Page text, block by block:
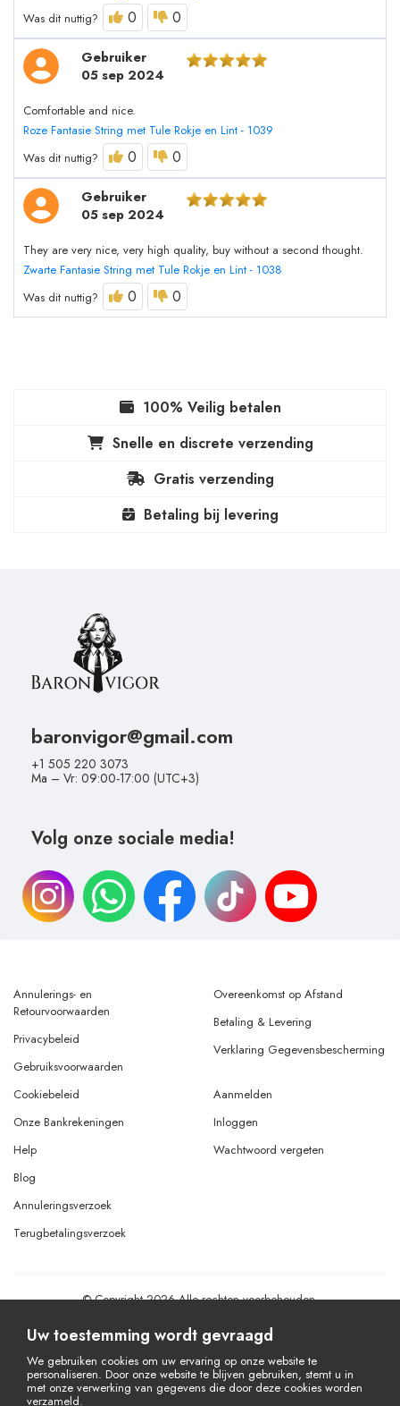
Was dit nuttig?
0 0
Gebruiker
05 sep 2024
Comfortable and nice.
Roze Fantasie String met Tule Rokje en Lint - 1039
Was dit nuttig?
0 0
Gebruiker
05 sep 2024
They are very nice, very high quality, buy without a second thought.
Zwarte Fantasie String met Tule Rokje en Lint - 1038
Was dit nuttig?
0 0
100% Veilig betalen
Snelle en discrete verzending
Gratis verzending
Betaling bij levering
baronvigor@gmail.com
+1 505 220 3073
Ma – Vr: 09:00-17:00 (UTC+3)
Volg onze sociale media!
Annulerings- en
Retourvoorwaarden
Privacybeleid
Gebruiksvoorwaarden
Overeenkomst op Afstand
Betaling & Levering
Verklaring Gegevensbescherming
Cookiebeleid
Onze Bankrekeningen
Help
Aanmelden
Inloggen
Wachtwoord vergeten
Blog
Annuleringsverzoek
Terugbetalingsverzoek
© Copyright 2026 Alle rechten voorbehouden.
Uw toestemming wordt gevraagd
We gebruiken cookies om uw ervaring op onze website te
personaliseren. Door onze website te blijven gebruiken, stemt u in
met onze verwerking van gegevens die door deze cookies worden
verzameld.